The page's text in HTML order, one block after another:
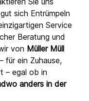
sich Entrümpeln
Service
Beratung und
von Müller Müll
für ein Zuhause,
– egal ob in
anders in der